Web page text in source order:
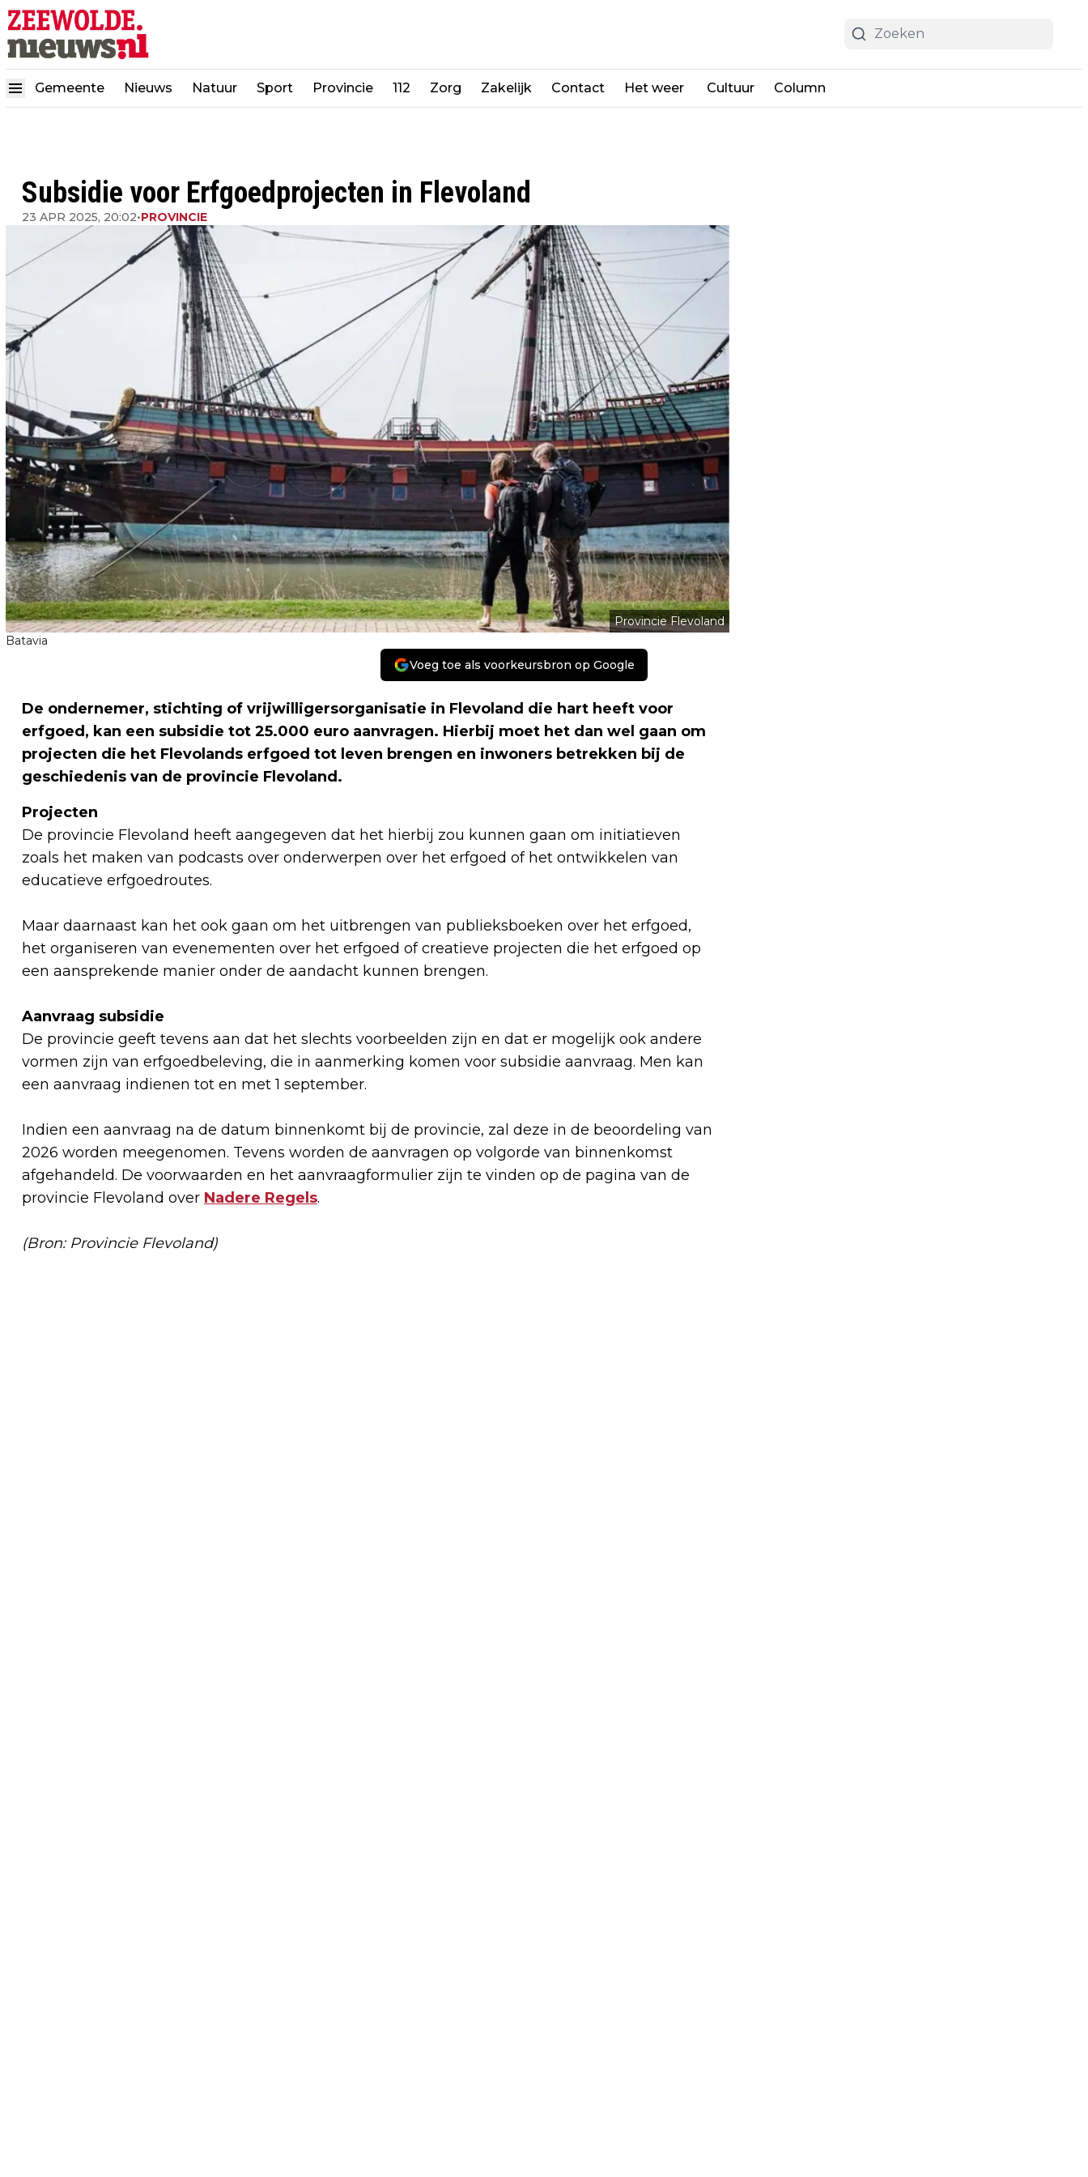
Gemeente Nieuws Natuur Sport Provincie 112 Zorg Zakelijk Contact Het weer Cultuur Column
Subsidie voor Erfgoedprojecten in Flevoland
23 APR 2025, 20:02•PROVINCIE
Provincie Flevoland
Batavia
Voeg toe als voorkeursbron op Google
De ondernemer, stichting of vrijwilligersorganisatie in Flevoland die hart heeft voor
erfgoed, kan een subsidie tot 25.000 euro aanvragen. Hierbij moet het dan wel gaan om
projecten die het Flevolands erfgoed tot leven brengen en inwoners betrekken bij de
geschiedenis van de provincie Flevoland .
Projecten
De provincie Flevoland heeft aangegeven dat het hierbij zou kunnen gaan om initiatieven
zoals het maken van podcasts over onderwerpen over het erfgoed of het ontwikkelen van
educatieve erfgoedroutes.
Maar daarnaast kan het ook gaan om het uitbrengen van publieksboeken over het erfgoed,
het organiseren van evenementen over het erfgoed of creatieve projecten die het erfgoed op
een aansprekende manier onder de aandacht kunnen brengen.
Aanvraag subsidie
De provincie geeft tevens aan dat het slechts voorbeelden zijn en dat er mogelijk ook andere
vormen zijn van erfgoedbeleving, die in aanmerking komen voor subsidie aanvraag. Men kan
een aanvraag indienen tot en met 1 september.
Indien een aanvraag na de datum binnenkomt bij de provincie, zal deze in de beoordeling van
2026 worden meegenomen. Tevens worden de aanvragen op volgorde van binnenkomst
afgehandeld. De voorwaarden en het aanvraagformulier zijn te vinden op de pagina van de
provincie Flevoland over Nadere Regels.
(Bron: Provincie Flevoland)